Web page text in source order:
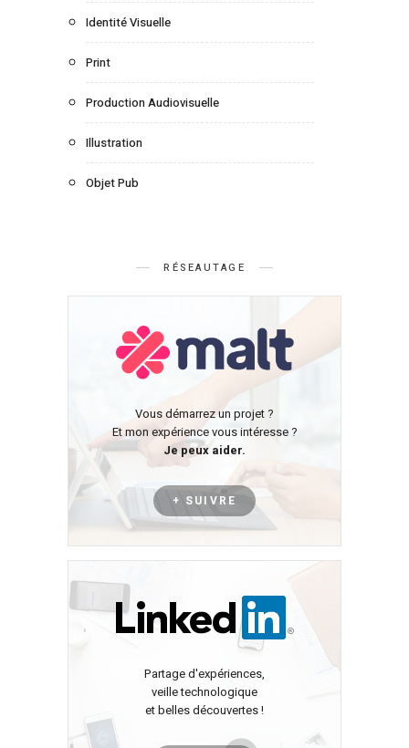
Identité Visuelle
Print
Production Audiovisuelle
Illustration
Objet Pub
RÉSEAUTAGE
Vous démarrez un projet ?
Et mon expérience vous intéresse ?
Je peux aider.
+ SUIVRE
Partage d'expériences,
veille technologique
et belles découvertes !